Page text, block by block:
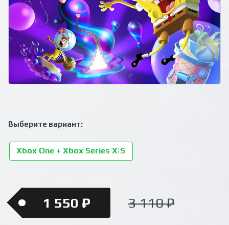
Выберите вариант:
Xbox One + Xbox Series X|S
1 550 ₽ 3 110 ₽